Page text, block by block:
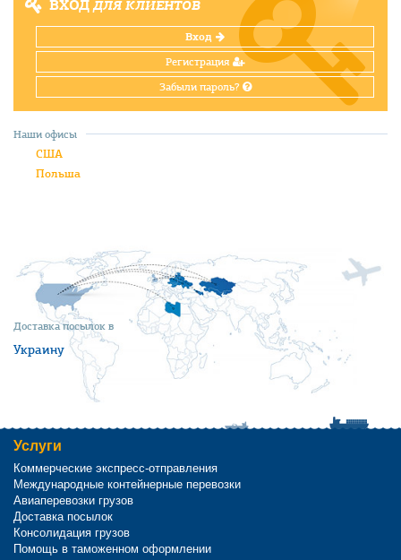
ВХОДДЛЯ КЛИЕНТОВ
Вход
Регистрация
Забыли пароль?
Доставка посылок в
Украину
Наши офисы
США
Польша
Услуги
Коммерческие экспресс-отправления
Международные контейнерные перевозки
Авиаперевозки грузов
Доставка посылок
Консолидация грузов
Помощь в таможенном оформлении